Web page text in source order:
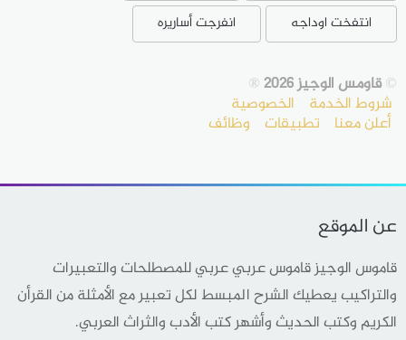
انتفخت اوداجه
انفرجت أساريره
©قاومس الوجيز 2026 ®
شروط الخدمة الخصوصية
أعلن معنا تطبيقات وظائف
عن الموقع
قاموس الوجيز قاموس عربي عربي للمصطلحات والتعبيرات
والتراكيب يعطيك الشرح المبسط لكل تعبير مع الأمثلة من القرأن
الكريم وكتب الحديث وأشهر كتب الأدب والثراث العربي.